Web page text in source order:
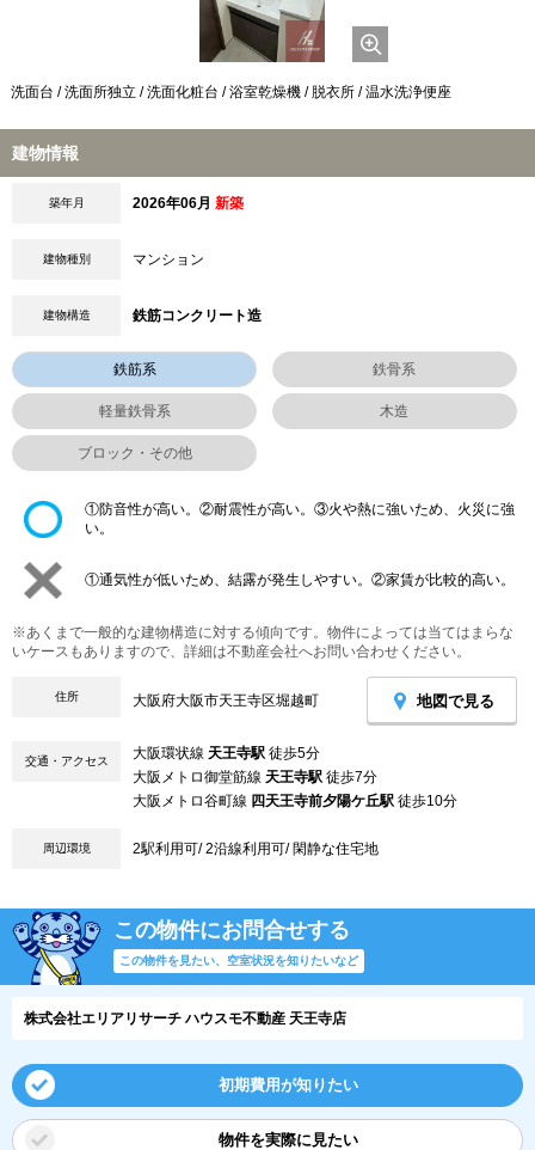
洗面台 / 洗面所独立 / 洗面化粧台 / 浴室乾燥機 / 脱衣所 / 温水洗浄便座
建物情報
築年月 2026年06月 新築
建物種別 マンション
建物構造 鉄筋コンクリート造
鉄筋系 鉄骨系
軽量鉄骨系 木造
ブロック・その他
①防音性が高い。②耐震性が高い。③火や熱に強いため、火災に強
い。
①通気性が低いため、結露が発生しやすい。②家賃が比較的高い。
※あくまで一般的な建物構造に対する傾向です。物件によっては当てはまらな
いケースもありますので、詳細は不動産会社へお問い合わせください。
住所 大阪府大阪市天王寺区堀越町 地図で見る
交通・アクセス 大阪環状線 天王寺駅 徒歩5分
大阪メトロ御堂筋線 天王寺駅 徒歩7分
大阪メトロ谷町線 四天王寺前夕陽ケ丘駅 徒歩10分
周辺環境 2駅利用可/ 2沿線利用可/ 閑静な住宅地
この物件にお問合せする
この物件を見たい、空室状況を知りたいなど
株式会社エリアリサーチ ハウスモ不動産 天王寺店
初期費用が知りたい
物件を実際に見たい